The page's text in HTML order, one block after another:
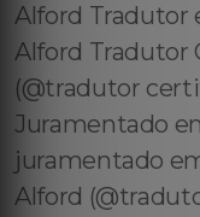
Alford Tradutor
Alford Tradutor
(@tradutor
Juramentado
juramentado
Alford